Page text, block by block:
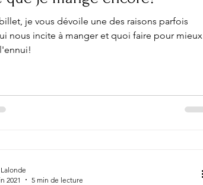
je vous dévoile une des raisons parfois
nous incite à manger et quoi faire pour mieux
Lalonde
2021
5 min de lecture